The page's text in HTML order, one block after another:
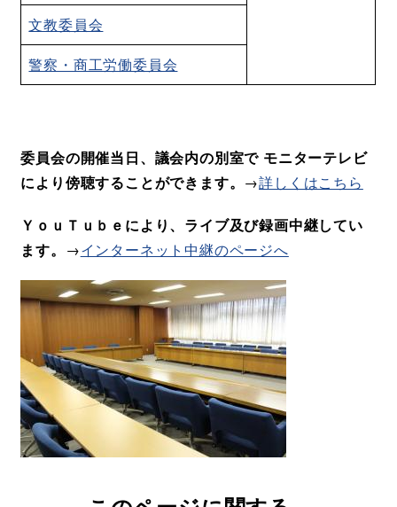
文教委員会
警察・商工労働委員会
委員会の開催当日、議会内の別室で モニターテレビ
により傍聴することができます。 →詳しくはこちら
ＹｏｕＴｕｂｅにより、ライブ及び録画中継してい
ます。 →インターネット中継のページへ